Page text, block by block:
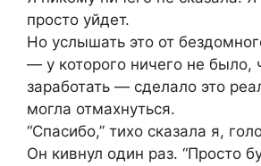
просто уйдет.
Но услышать это от
— у которого ничего не было,
заработать — сделало это
могла отмахнуться.
“Спасибо,” тихо сказала я,
Он кивнул один раз. “Просто